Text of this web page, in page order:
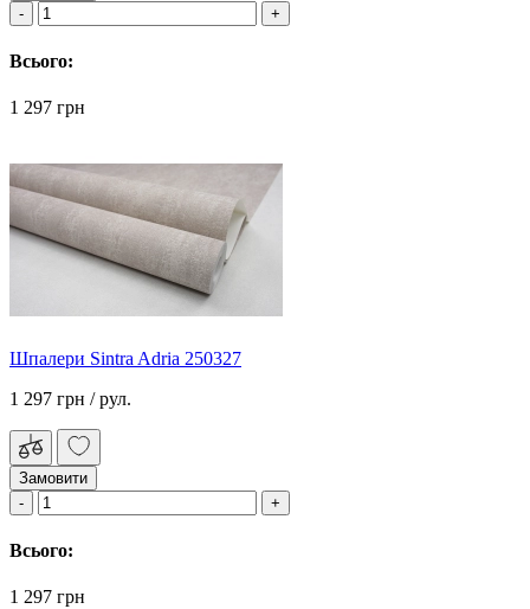
Всього:
1 297 грн
Шпалери Sintra Adria 250327
1 297 грн / рул.
Замовити
Всього:
1 297 грн